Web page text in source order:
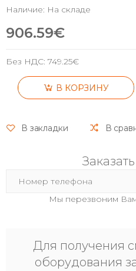
Наличие: На складе
906.59€
Без НДС: 749.25€
В КОРЗИНУ
В закладки В
Мы перезвоним
Для получения
оборудования